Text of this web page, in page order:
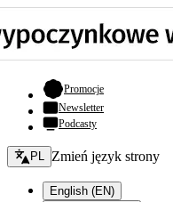
Promocje- otwiera się w
Newsletter
Podcasty
Zmień język - bieżący:
PL Zmień język strony
English (EN)